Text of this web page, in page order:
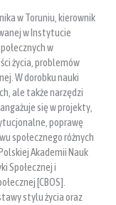
w Toruniu, kierownik
w Instytucie
w
życia, problemów
W dorobku nauki
ale także narzędzi
się w projekty,
poprawę
społecznego różnych
Akademii Nauk
Społecznej i
[CBOS].
stylu życia oraz